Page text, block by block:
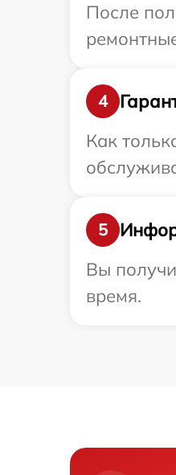
После
4
Как
5
Вы
время.